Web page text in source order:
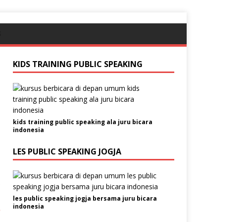
KIDS TRAINING PUBLIC SPEAKING
kids training public speaking ala juru bicara
indonesia
LES PUBLIC SPEAKING JOGJA
les public speaking jogja bersama juru bicara
indonesia